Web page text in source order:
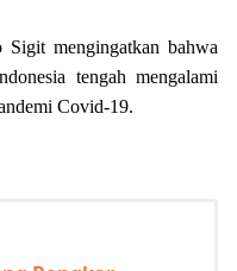
Sigit mengingatkan bahwa
tengah mengalami
Covid-19.